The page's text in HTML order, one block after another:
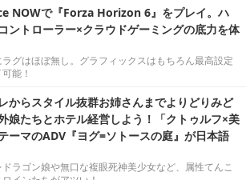
NOWで『Forza Horizon 6』をプレイ。ハ
ントローラー×クラウドゲーミングの底力を体
グはほぼ無し。グラフィックスはもちろん最高設定
能！
からスタイル抜群お姉さんまでよりどりみど
娘たちとホテル経営しよう！「クトゥルフ×美
ーマのADV『ヨグ=ソトースの庭』が日本語
ラゴン娘や無口な複眼死神美少女など、属性てんこ